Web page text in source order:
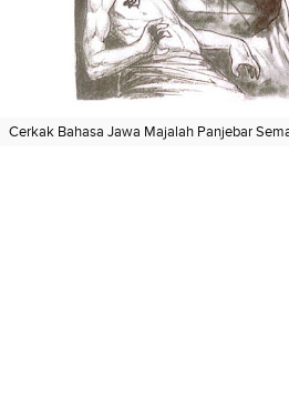
Cerkak Bahasa Jawa Majalah Panjebar